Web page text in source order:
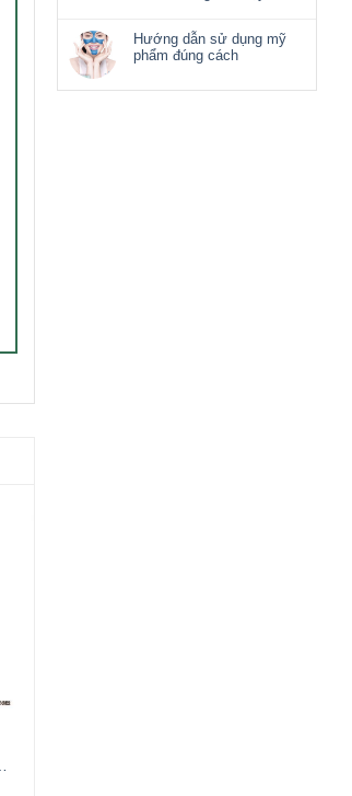
Hướng dẫn sử dụng mỹ
phẩm đúng cách